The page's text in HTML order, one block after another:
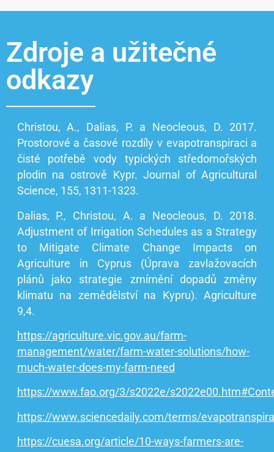
Zdroje a užitečné
odkazy
Christou, A., Dalias, P. a Neocleous, D. 2017.
Prostorové a časové rozdíly v evapotranspiraci a
čisté potřebě vody typických středomořských
plodin na ostrově Kypr. Journal of Agricultural
Science, 155, 1311-1323.
Dalias, P., Christou, A. a Neocleous, D. 2018.
Adjustment of Irrigation Schedules as a Strategy
to Mitigate Climate Change Impacts on
Agriculture in Cyprus (Úprava zavlažovacích
plánů jako strategie zmírnění dopadů změny
klimatu na zemědělství na Kypru). Agriculture
9,4.
https://agriculture.vic.gov.au/farm-
management/water/farm-water-solutions/how-
much-water-does-my-farm-need
https://www.fao.org/3/s2022e/
https://www.sciencedaily.com/terms/
https://cuesa.org/article/10-ways-farmers-are-